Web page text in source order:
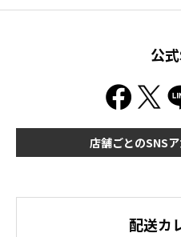
公
店舗ごとのSNS
配送カ